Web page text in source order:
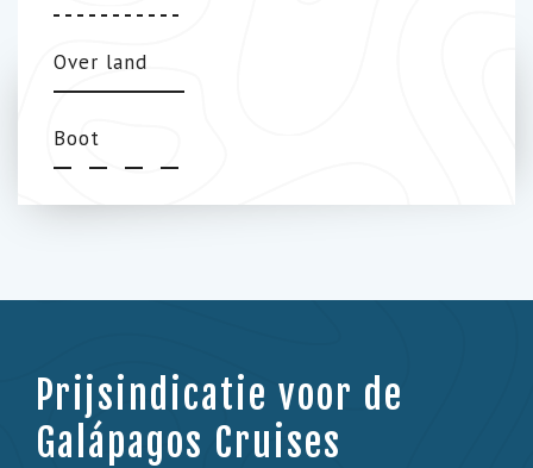
Over land
Boot
Prijsindicatie voor de
Galápagos Cruises